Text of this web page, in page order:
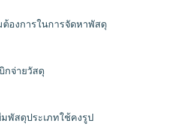
ต้องการในการจัดหาพัสดุ
กจ่ายวัสดุ
มพัสดุประเภทใช้คงรูป